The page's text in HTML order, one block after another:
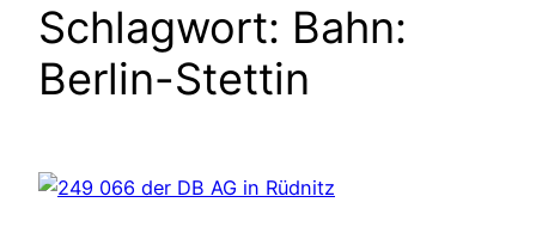
Schlagwort: Bahn:
Berlin-Stettin